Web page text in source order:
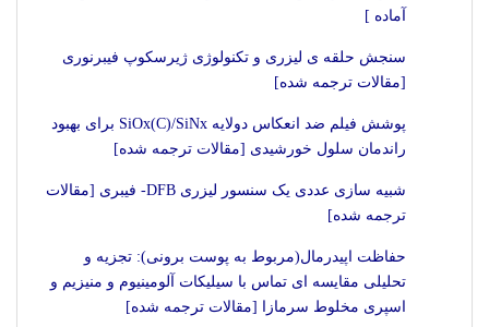
آماده ]
سنجش حلقه‏ ی لیزری و تکنولوژی ژیرسکوپ فیبرنوری
[مقالات ترجمه شده]
پوشش فیلم ضد انعکاس دولایه SiOx(C)/SiNx برای بهبود
راندمان سلول خورشیدی [مقالات ترجمه شده]
شبیه سازی عددی یک سنسور لیزری DFB- فیبری [مقالات
ترجمه شده]
حفاظت اپیدرمال(مربوط به پوست برونى): تجزیه و
تحلیلی مقایسه ای تماس با سيليکات آلومينيوم و منيزيم و
اسپری مخلوط سرمازا [مقالات ترجمه شده]